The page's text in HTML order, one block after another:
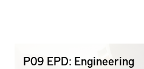
P09 EPD: Engineering